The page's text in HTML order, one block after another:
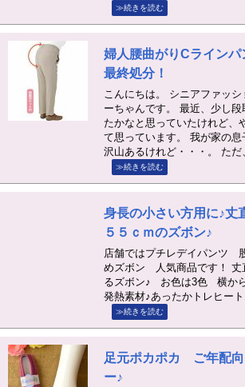
≫続きを読む
婦人腰曲がりCライン
最終処分！
こんにちは。 シニアファッ
ーちゃんです。 最近、少し段
たかなと思っていたけれど、
て思っています。 我が家の
沢山あるけれど・・・。 ただ
≫続きを読む
身長の小さい方用に♪丈
５５ｃｍのズボン♪
店舗ではプチレデイパンツ
めズボン 人気商品です！ 丈
るズボン♪ お色は3色 横か
発熱素材♪あったかトレヒー
≫続きを読む
足元ポカポカ ご年配
ー♪